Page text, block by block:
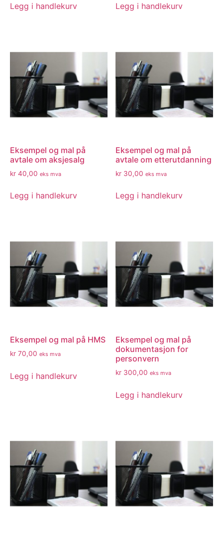
Legg i handlekurv Legg i handlekurv
Eksempel og mal på
avtale om aksjesalg
kr 40,00 eks mva
Legg i handlekurv
Eksempel og mal på
avtale om etterutdanning
kr 30,00 eks mva
Legg i handlekurv
Eksempel og mal på HMS
kr 70,00 eks mva
Legg i handlekurv
Eksempel og mal på
dokumentasjon for
personvern
kr 300,00 eks mva
Legg i handlekurv